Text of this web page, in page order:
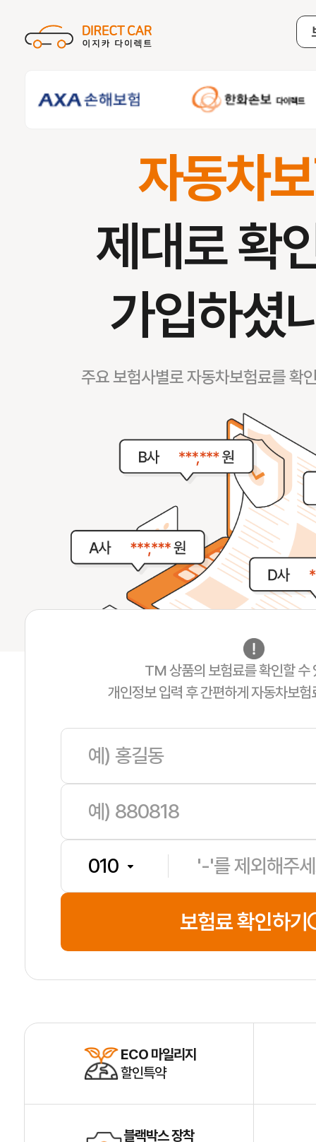
자동차
제대로 확
가입하셨
주요 보험사별로 자동차보험료를 확
TM 상품의 보험료를 확인할 수
개인정보 입력 후 간편하게 자동차보험
보험료 확인하기
ECO 마일리지
할인특약
블랙박스 장착
서** 보험나이 27세 **분전
보험나이 59세 **분전
박** 보험나이 54세 **분전